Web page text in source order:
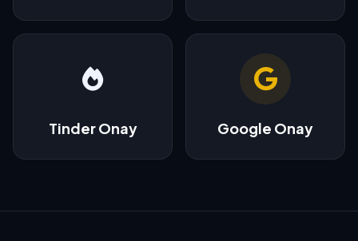
Tinder Onay Google Onay